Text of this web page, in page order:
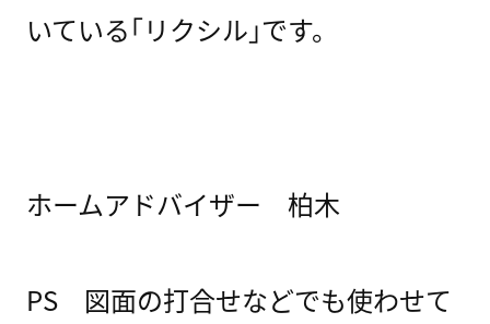
いている｢リクシル｣です。
ホームアドバイザー 柏木
PS 図面の打合せなどでも使わせて